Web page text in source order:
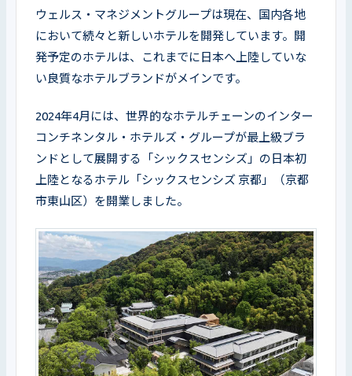
ウェルス・マネジメントグループは現在、国内各地
において続々と新しいホテルを開発しています。開
発予定のホテルは、これまでに日本へ上陸していな
い良質なホテルブランドがメインです。
2024年4月には、世界的なホテルチェーンのインター
コンチネンタル・ホテルズ・グループが最上級ブラ
ンドとして展開する「シックスセンシズ」の日本初
上陸となるホテル「シックスセンシズ 京都」（京都
市東山区）を開業しました。